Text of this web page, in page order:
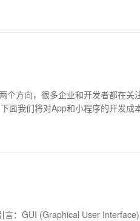
个方向，很多企业和开发者都在关
面我们将对App和小程序的开发成
：GUI (Graphical User Interface)